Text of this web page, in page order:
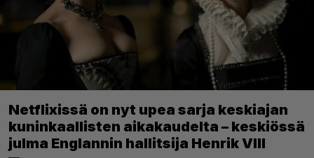
Netflixissä on nyt upea sarja keskiajan
kuninkaallisten aikakaudelta – keskiössä
julma Englannin hallitsija Henrik VIII